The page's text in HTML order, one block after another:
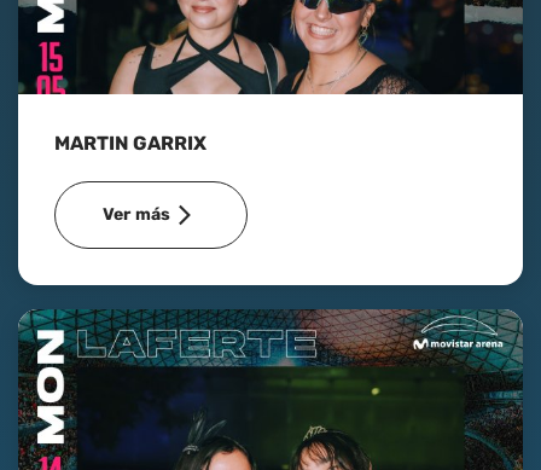
MARTIN GARRIX
Ver más